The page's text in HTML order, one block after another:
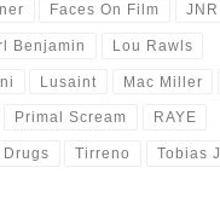
Faces On Film
Benjamin Lou Rawls
Lusaint Mac Miller
Primal Scream RAYE
Drugs Tirreno Tobias